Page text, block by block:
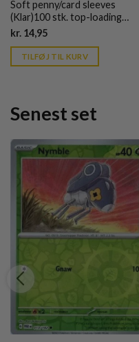
Soft penny/card sleeves
(Klar)100 stk. top-loading
(66,7x92mm) - Ultra Pro
kr. 14,95Current
is:
kr. 39,95.
TILFØJ TIL KURV
Senest set